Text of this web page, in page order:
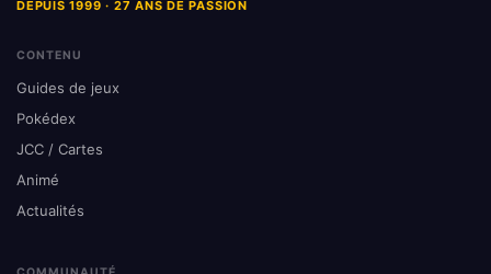
DEPUIS 1999 · 27 ANS DE PASSION
CONTENU
Guides de jeux
Pokédex
JCC / Cartes
Animé
Actualités